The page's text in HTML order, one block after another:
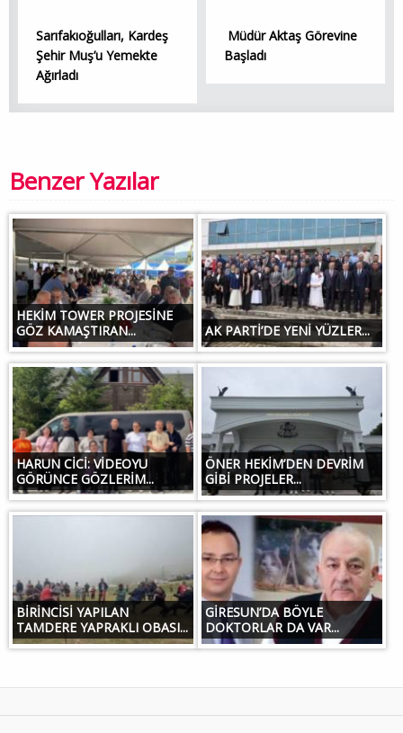
Sarıfakıoğulları, Kardeş
Şehir Muş’u Yemekte
Ağırladı
Müdür Aktaş Görevine
Başladı
Benzer Yazılar
HEKİM TOWER PROJESİNE
GÖZ KAMAŞTIRAN...
AK PARTİ’DE YENİ YÜZLER...
HARUN CİCİ: VİDEOYU
GÖRÜNCE GÖZLERİM...
ÖNER HEKİM’DEN DEVRİM
GİBİ PROJELER...
BİRİNCİSİ YAPILAN
TAMDERE YAPRAKLI OBASI...
GİRESUN’DA BÖYLE
DOKTORLAR DA VAR...